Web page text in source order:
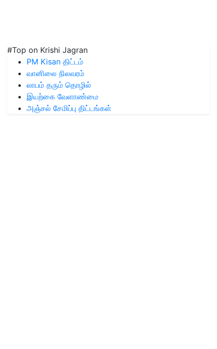
#Top on Krishi Jagran
PM Kisan திட்டம்
வானிலை நிலவரம்
லாபம் தரும் தொழில்
இயற்கை வேளாண்மை
அஞ்சல் சேமிப்பு திட்டங்கள்